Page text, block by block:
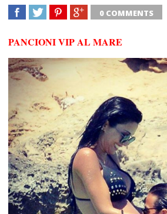
0 COMMENTS
PANCIONI VIP AL MARE